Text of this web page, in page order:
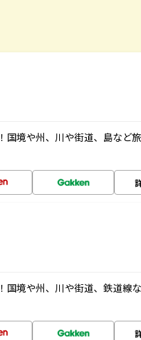
国境や州、川や街道、島など
国境や州、川や街道、鉄道線